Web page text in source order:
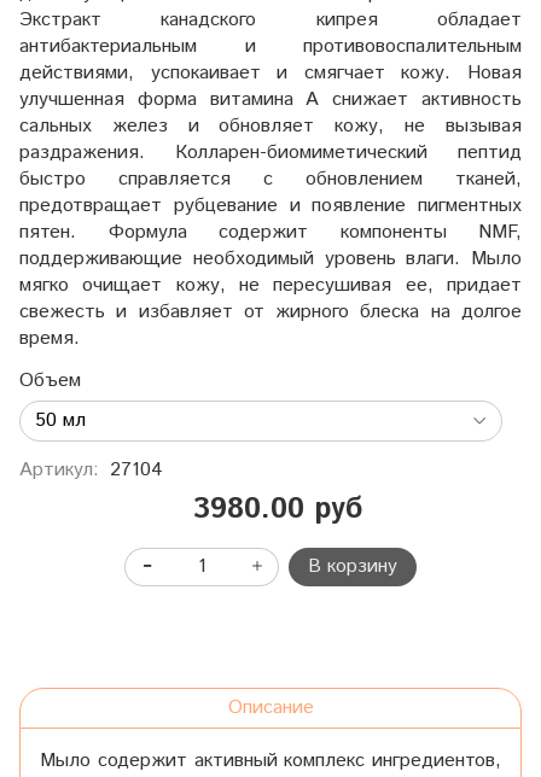
Экстракт канадского кипрея обладает
антибактериальным и противовоспалительным
действиями, успокаивает и смягчает кожу. Новая
улучшенная форма витамина А снижает активность
сальных желез и обновляет кожу, не вызывая
раздражения. Колларен-биомиметический пептид
быстро справляется с обновлением тканей,
предотвращает рубцевание и появление пигментных
пятен. Формула содержит компоненты NMF,
поддерживающие необходимый уровень влаги. Мыло
мягко очищает кожу, не пересушивая ее, придает
свежесть и избавляет от жирного блеска на долгое
время.
Объем
Артикул: 27104
3980.00 руб
В корзину
Описание
Мыло содержит активный комплекс ингредиентов,